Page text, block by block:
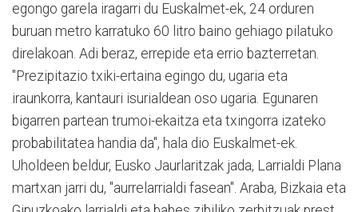
egongo garela iragarri du Euskalmet-ek, 24 orduren
buruan metro karratuko 60 litro baino gehiago pilatuko
direlakoan. Adi beraz, errepide eta errio bazterretan.
"Prezipitazio txiki-ertaina egingo du, ugaria eta
iraunkorra, kantauri isurialdean oso ugaria. Egunaren
bigarren partean trumoi-ekaitza eta txingorra izateko
probabilitatea handia da", hala dio Euskalmet-ek.
Uholdeen beldur, Eusko Jaurlaritzak jada, Larrialdi Plana
martxan jarri du, "aurrelarrialdi fasean". Araba, Bizkaia eta